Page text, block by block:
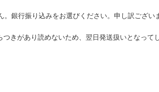
銀行振り込みをお選びください。申し訳ござい
きがあり読めないため、翌日発送扱いとなって
(2011/